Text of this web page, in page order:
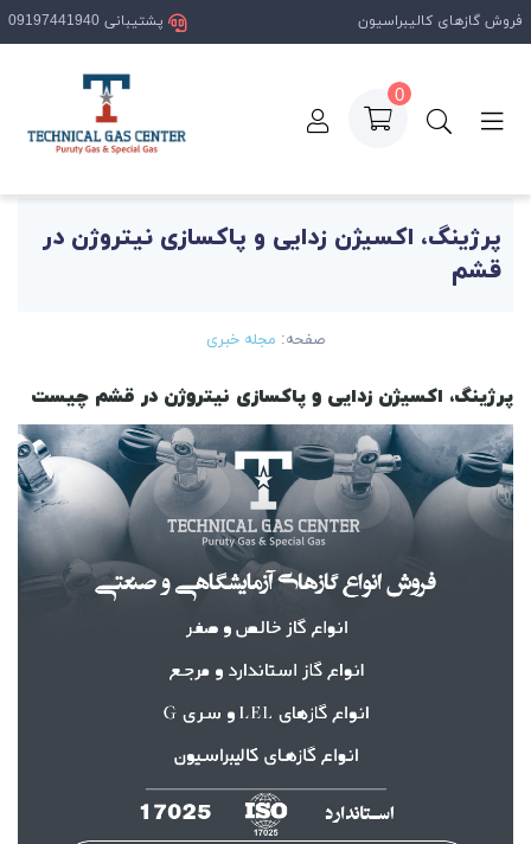
پرژینگ، اکسیژن زدایی و پاکسازی نیتروژن در
قشم
صفحه: مجله خبری
پرژینگ، اکسیژن زدایی و پاکسازی نیتروژن در قشم چیست
فروش گازهای کالیبراسیون پشتیبانی 09197441940
0